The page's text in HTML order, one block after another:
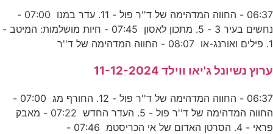
06:37 - החווה המדהימה של ד''ר פול - 11. עדר במנו 07:00 -
נחשים בעיר 3 - 5. מתכון לאסון 07:45 - חיות מושלמות: המיטב -
1. פילים ואורנג-או 08:07 - החווה המדהימה של ד''ר
ערוץ נשיונל ג'יאו ווילד 11-12-2024
06:37 - החווה המדהימה של ד''ר פול - 12. החורף מג 07:00 -
החווה המדהימה של ד''ר פול - 5. העדר החדש 07:22 - מאבק
פראי - 4. הסרטן האדום של אי הכריסטמ 07:46 -